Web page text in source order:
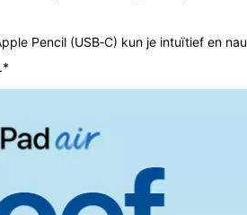
Pencil (USB‑C) kun je intuïtief